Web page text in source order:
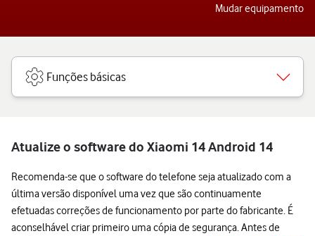
Mudar equipamento
Funções básicas
Atualize o software do Xiaomi 14 Android 14
Recomenda-se que o software do telefone seja atualizado com a
última versão disponível uma vez que são continuamente
efetuadas correções de funcionamento por parte do fabricante. É
aconselhável criar primeiro uma cópia de segurança. Antes de